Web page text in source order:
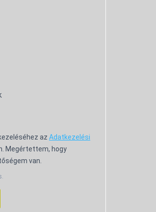
az Adatkezelési
Megértettem, hogy
van.